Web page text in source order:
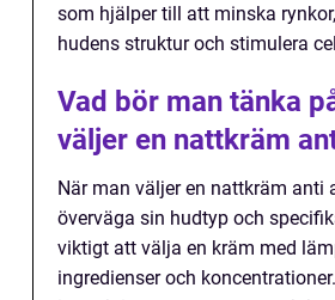
som hjälper till att minska
hudens struktur och stimulera
Vad bör man tänka
väljer en nattkräm
När man väljer en nattkräm anti
överväga sin hudtyp och
viktigt att välja en kräm med
ingredienser och